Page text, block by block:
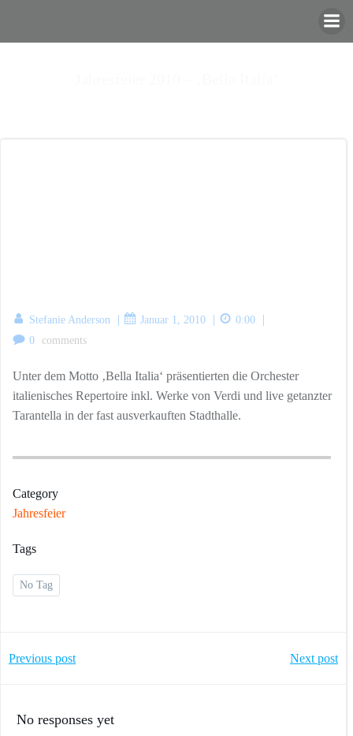
springen
Stefanie Anderson | Januar 1, 2010 | 0:00 |
0 comments
Unter dem Motto ‚Bella Italia‘ präsentierten die Orchester
italienisches Repertoire inkl. Werke von Verdi und live getanzter
Tarantella in der fast ausverkauften Stadthalle.
Category
Jahresfeier
Tags
No Tag
Post
Previous post Next post
No responses yet